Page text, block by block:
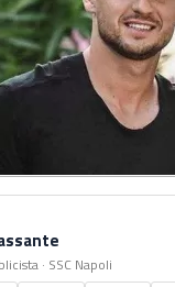
· SSC Napoli